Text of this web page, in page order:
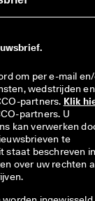
om per e-mail
wedstrijden en
partners. Klik
partners. U
kan verwerken
te
staat beschreven
over uw rechten